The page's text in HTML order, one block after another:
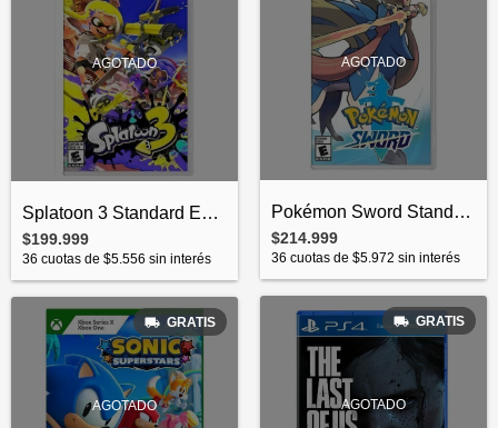
AGOTADO
Splatoon 3 Standard Edition Nintendo Swi...
$199.999
36 cuotas de $5.556 sin interés
AGOTADO
Pokémon Sword Standard Edition Nintendo...
$214.999
36 cuotas de $5.972 sin interés
AGOTADO
GRATIS
AGOTADO
GRATIS